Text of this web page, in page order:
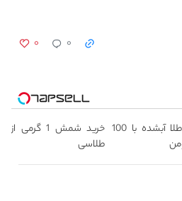
۰ ۰
خرید طلا آبشده با 100
خرید شمش 1 گرمی از
طلاسی